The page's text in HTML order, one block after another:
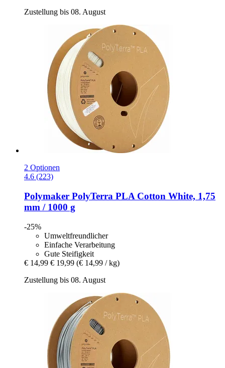
Zustellung bis 08. August
2 Optionen
4.6 (223)
Polymaker PolyTerra PLA Cotton White, 1,75
mm / 1000 g
-25%
Umweltfreundlicher
Einfache Verarbeitung
Gute Steifigkeit
€ 14,99 € 19,99 (€ 14,99 / kg)
Zustellung bis 08. August